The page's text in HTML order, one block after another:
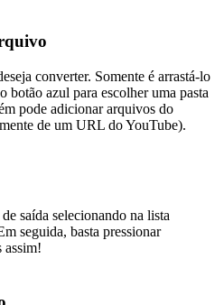
converter. Somente é arrastá-lo
botão azul para escolher uma pasta
pode adicionar arquivos do
de um URL do YouTube).
saída selecionando na lista
seguida, basta pressionar
assim!